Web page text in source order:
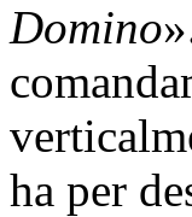
Domino
ha per